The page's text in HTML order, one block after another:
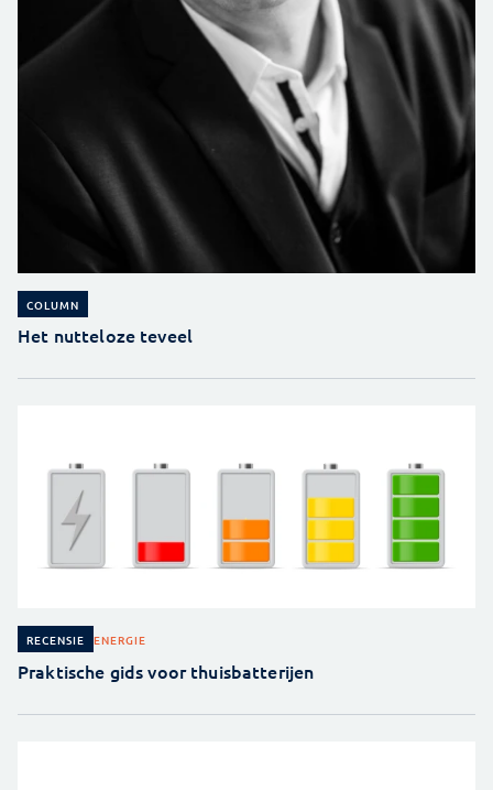
COLUMN
Het nutteloze teveel
RECENSIE ENERGIE
Praktische gids voor thuisbatterijen